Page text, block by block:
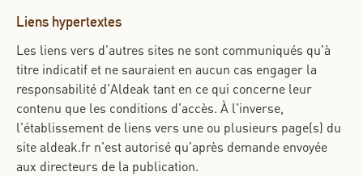
Liens hypertextes
Les liens vers d'autres sites ne sont communiqués qu'à
titre indicatif et ne sauraient en aucun cas engager la
responsabilité d'Aldeak tant en ce qui concerne leur
contenu que les conditions d'accès. À l'inverse,
l'établissement de liens vers une ou plusieurs page(s) du
site aldeak.fr n'est autorisé qu'après demande envoyée
aux directeurs de la publication.